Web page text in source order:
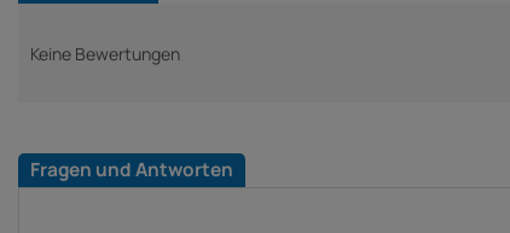
Keine Bewertungen
Fragen und Antworten